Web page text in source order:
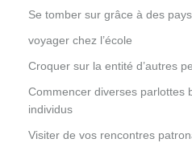
Se tomber sur grâce à des
voyager chez l’école
Croquer sur la entité d’autres
Commencer diverses parlottes
individus
Visiter de vos rencontres